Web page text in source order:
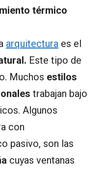
térmico
arquitectura es el
Este tipo de
Muchos estilos
trabajan bajo
Algunos
con
pasivo, son las
cuyas ventanas